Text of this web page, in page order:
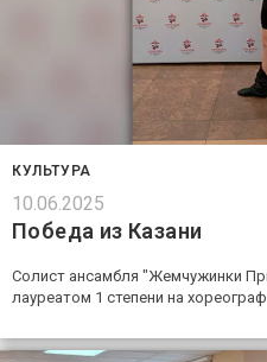
КУЛЬТУРА
10.06.2025
Победа из Казани
Солист ансамбля "Жемчужинки
лауреатом 1 степени на